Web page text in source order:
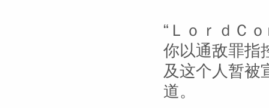
“ＬｏｒｄＣ
你以通敌罪指
及这个人暂被
道。